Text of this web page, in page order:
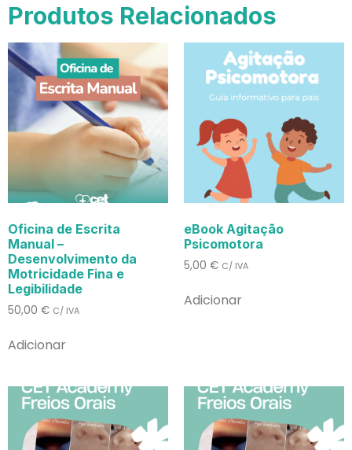
Produtos Relacionados
Oficina de Escrita
Manual –
Desenvolvimento da
Motricidade Fina e
Legibilidade
50,00 € C/ IVA
Adicionar
eBook Agitação
Psicomotora
5,00 € C/ IVA
Adicionar